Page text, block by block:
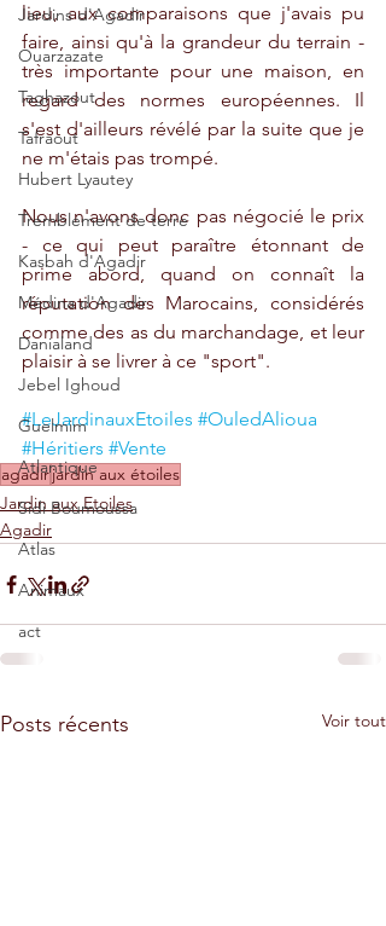
Jardins d'Agadir
Ouarzazate
Taghazout
Tafraout
Hubert Lyautey
Tremblement de terre
Kasbah d'Agadir
Médina d'Agadir
Danialand
Jebel Ighoud
Guelmim
Atlantique
Sidi Boumoussa
Atlas
Animaux
act
lieu, aux comparaisons que j'avais pu
faire, ainsi qu'à la grandeur du terrain -
très importante pour une maison, en
regard des normes européennes. Il
s'est d'ailleurs révélé par la suite que je
ne m'étais pas trompé.
Nous n'avons donc pas négocié le prix
- ce qui peut paraître étonnant de
prime abord, quand on connaît la
réputation des Marocains, considérés
comme des as du marchandage, et leur
plaisir à se livrer à ce "sport".
#LeJardinauxEtoiles #OuledAlioua
#Héritiers #Vente
agadirjardin aux étoiles
Jardin aux Etoiles
Agadir
Posts récents Voir tout